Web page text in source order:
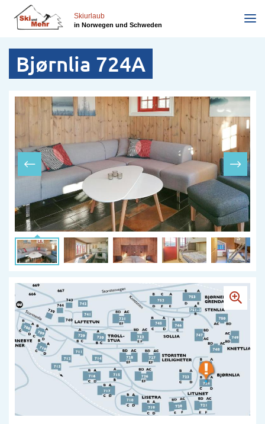
zum
Inhalt
Skiurlaub
in Norwegen und Schweden
Bjørnlia 724A